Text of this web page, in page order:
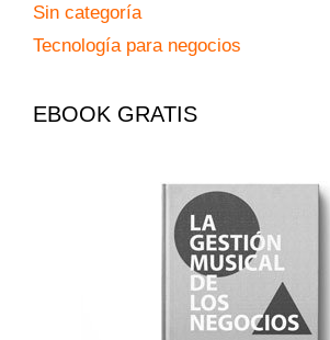
Sin categoría
Tecnología para negocios
EBOOK GRATIS